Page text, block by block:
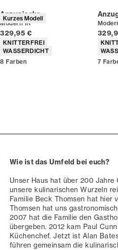
Kurzes Modell
Anzugjacke
Modern fit
Preis
329,95 €
Produkteigenschaften
KNITTERFREI
WASSERDICHT
8 Farben
Preis
7
Wie ist das Umfeld bei euch?
Unser Haus hat über 200 Jahre
unsere kulinarischen Wurzeln
Familie Beck Thomsen hat hier
Thomsen hat uns
2007 hat die Familie den
übergeben. 2012 kam Paul
Küchenchef. Jetzt ist Alan
führen gemeinsam die